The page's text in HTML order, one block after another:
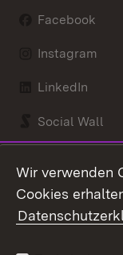
Facebook
Instagram
LinkedIn
Social Wall
Kontakt
Wir verwenden
Cookies